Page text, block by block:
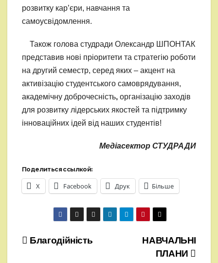
розвитку кар’єри, навчання та
самоусвідомлення.
Також голова студради Олександр ШПОНТАК
представив нові пріоритети та стратегію роботи
на другий семестр, серед яких – акцент на
активізацію студентського самоврядування,
академічну доброчесність, організацію заходів
для розвитку лідерських якостей та підтримку
інноваційних ідей від наших студентів!
Медіасектор СТУДРАДИ
Поделиться ссылкой:
X Facebook Друк Більше
Навігація
НАВЧАЛЬНІ
ПЛАНИ
Благодійність